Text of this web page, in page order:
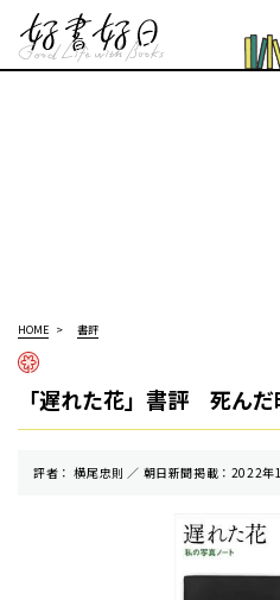
HOME 書評
「遅れた花」書評 死ん
評者： 横尾忠則 ／ 朝⽇新聞掲載：2022年